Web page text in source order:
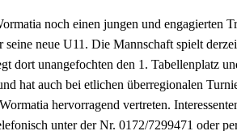
noch einen jungen und engagierten
seine neue U11. Die Mannschaft spielt
dort unangefochten den 1. Tabellenplatz
hat auch bei etlichen überregionalen
hervorragend vertreten.
unter der Nr. 0172/7299471 oder